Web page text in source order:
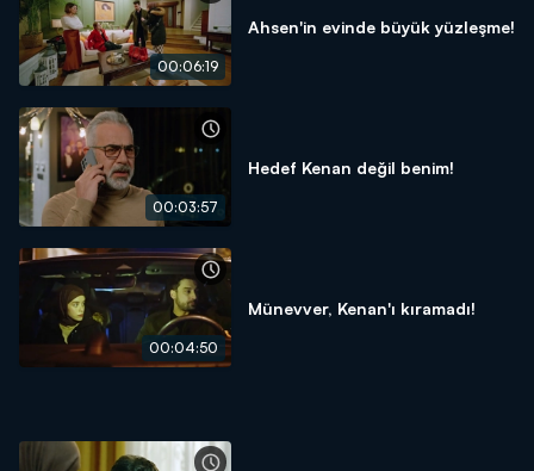
00:06:19
Ahsen'in evinde büyük yüzleşme!
00:03:57
Hedef Kenan değil benim!
00:04:50
Münevver, Kenan'ı kıramadı!